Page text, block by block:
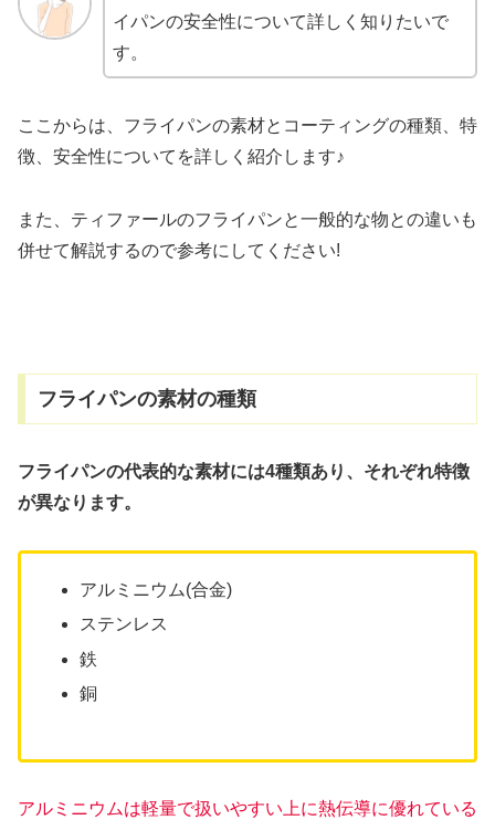
イパンの安全性について詳しく知りたいで
す。
ここからは、フライパンの素材とコーティングの種類、特
徴、安全性についてを詳しく紹介します♪
また、ティファールのフライパンと一般的な物との違いも
併せて解説するので参考にしてください!
フライパンの素材の種類
フライパンの代表的な素材には4種類あり、それぞれ特徴
が異なります。
アルミニウム(合金)
ステンレス
鉄
銅
アルミニウムは軽量で扱いやすい上に熱伝導に優れている